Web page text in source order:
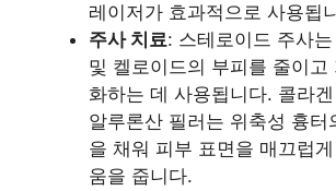
레이저가 효과적으로 사용됩
주사 치료: 스테로이드 주사
및 켈로이드의 부피를 줄이고
화하는 데 사용됩니다. 콜라
알루론산 필러는 위축성 흉터
을 채워 피부 표면을 매끄럽
움을 줍니다.